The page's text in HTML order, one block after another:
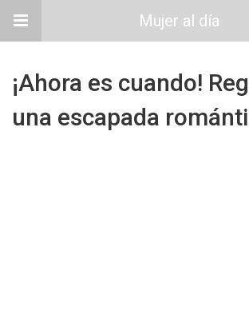
Mujer al día
¡Ahora es cuando!
una escapada